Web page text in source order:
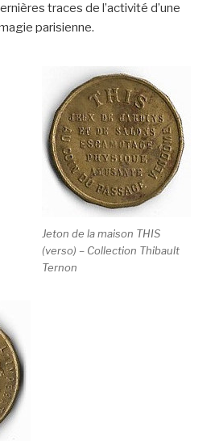
traces de l’activité d’une
parisienne.
Jeton de la maison THIS
(verso) – Collection Thibault
Ternon